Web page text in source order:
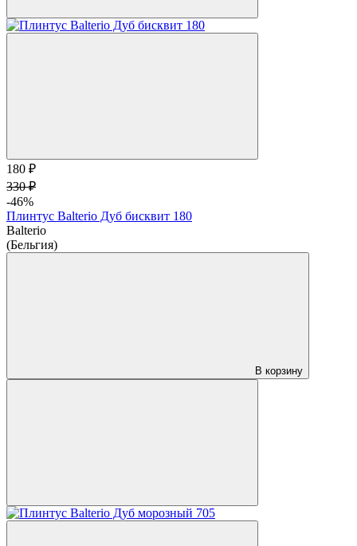
180 ₽
330 ₽
-46%
Плинтус Balterio Дуб бисквит 180
Balterio
(Бельгия)
В корзину